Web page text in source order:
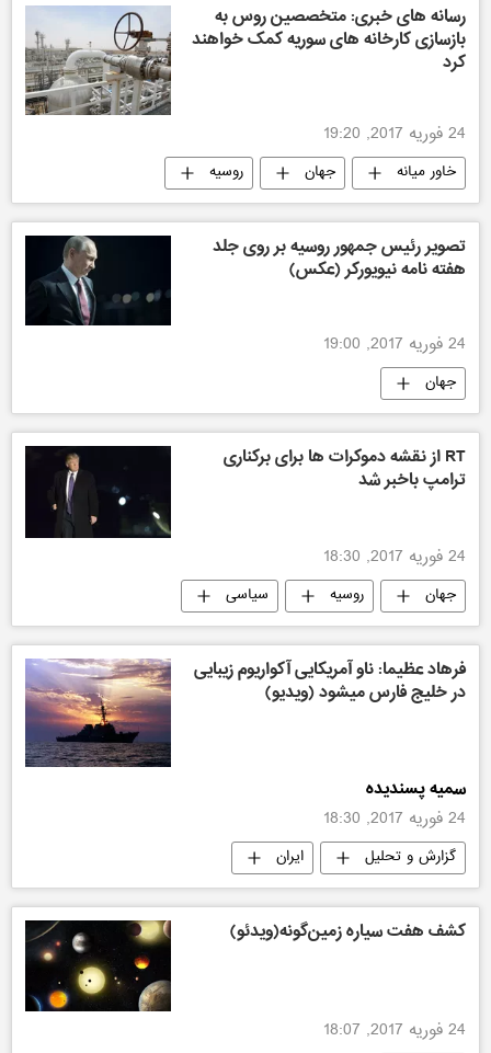
رسانه های خبری: متخصصین روس به
بازسازی کارخانه های سوریه کمک خواهند
کرد
24 فوریه 2017, 19:20
خاور میانه جهان روسیه
تصویر رئیس جمهور روسیه بر روی جلد
هفته نامه نیویورکر (عکس)
24 فوریه 2017, 19:00
جهان
RT از نقشه دموکرات ها برای برکناری
ترامپ باخبر شد
24 فوریه 2017, 18:30
جهان روسیه
سیاسی
آمریکا
فرهاد عظیما: ناو آمریکایی آکواریوم زیبایی
در خلیج فارس میشود (ویدیو)
سمیه پسندیده
24 فوریه 2017, 18:30
گزارش و تحلیل ایران
کشف هفت سیاره زمین‌گونه(ویدئو)
24 فوریه 2017, 18:07